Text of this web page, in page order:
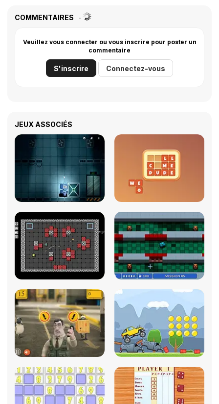
COMMENTAIRES
Veuillez vous connecter ou vous inscrire pour poster un
commentaire
S'inscrire Connectez-vous
JEUX ASSOCIÉS